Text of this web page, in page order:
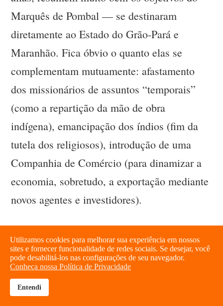
Marquês de Pombal — se destinaram
diretamente ao Estado do Grão-Pará e
Maranhão. Fica óbvio o quanto elas se
complementam mutuamente: afastamento
dos missionários de assuntos “temporais”
(como a repartição da mão de obra
indígena), emancipação dos índios (fim da
tutela dos religiosos), introdução de uma
Companhia de Comércio (para dinamizar a
economia, sobretudo, a exportação mediante
novos agentes e investidores).
IHU On-Line - Qual o interesse do
Marquês de Pombal em apoiar a Espanha
na expulsão dos jesuítas da região
brightness_high
Utilizamos cookies para melhorar sua experiência em nossos
sites e fornecer funcionalidade de redes sociais. Se desejar, você
pode desabilitá-los nas configurações de seu navegador.
Conheça nossa Política de Privacidade
Entendi